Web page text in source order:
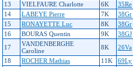
13
VIELFAURE Charlotte 6K 35Re
14
LABEYE Pierre 7K 38Gr
15
RONAYETTE Luc 8K 38Gr
16
BOURAS Quentin 9K 38GJ
17
VANDENBERGHE
Caroline
8K 26Va
18
ROCHER Mathias 11K 69Ly